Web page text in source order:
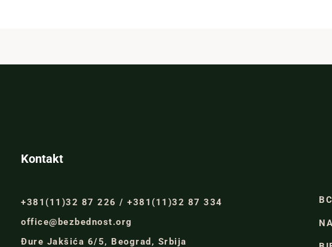
Kontakt
+381(11)32 87 226 / +381(11)32 87 334
office@bezbednost.org
Đure Jakšića 6/5, Beograd, Srbija